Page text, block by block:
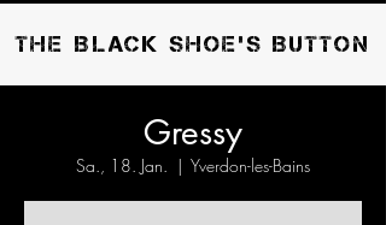
THE BLACK SHOE'S BUTTON
Gressy
Sa., 18. Jan.
  |
Yverdon-les-Bains